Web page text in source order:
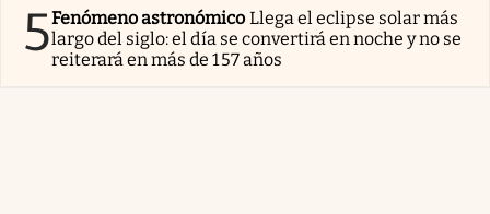
5Fenómeno astronómico Llega el eclipse solar más
largo del siglo: el día se convertirá en noche y no se
reiterará en más de 157 años